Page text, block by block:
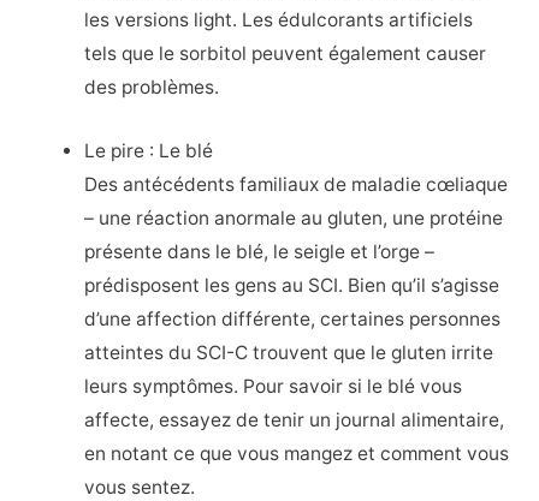
les versions light. Les édulcorants artificiels
tels que le sorbitol peuvent également causer
des problèmes.
Le pire : Le blé
Des antécédents familiaux de maladie cœliaque
– une réaction anormale au gluten, une protéine
présente dans le blé, le seigle et l’orge –
prédisposent les gens au SCI. Bien qu’il s’agisse
d’une affection différente, certaines personnes
atteintes du SCI-C trouvent que le gluten irrite
leurs symptômes. Pour savoir si le blé vous
affecte, essayez de tenir un journal alimentaire,
en notant ce que vous mangez et comment vous
vous sentez.